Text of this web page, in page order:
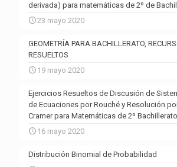
derivada) para matemáticas de 2º de
23 mayo 2020
GEOMETRÍA PARA BACHILLERATO,
RESUELTOS
19 mayo 2020
Ejercicios Resueltos de Discusión de
de Ecuaciones por Rouché y Resolución
Cramer para Matemáticas de 2º Bachillerato
16 mayo 2020
Distribución Binomial de Probabilidad